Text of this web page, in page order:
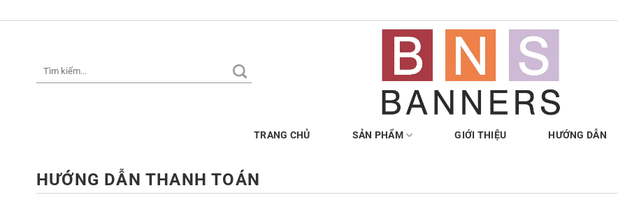
to
Tìm
TRANG CHỦ SẢN PHẨM GIỚI THIỆU HƯỚNG DẪN
HƯỚNG DẪN THANH TOÁN